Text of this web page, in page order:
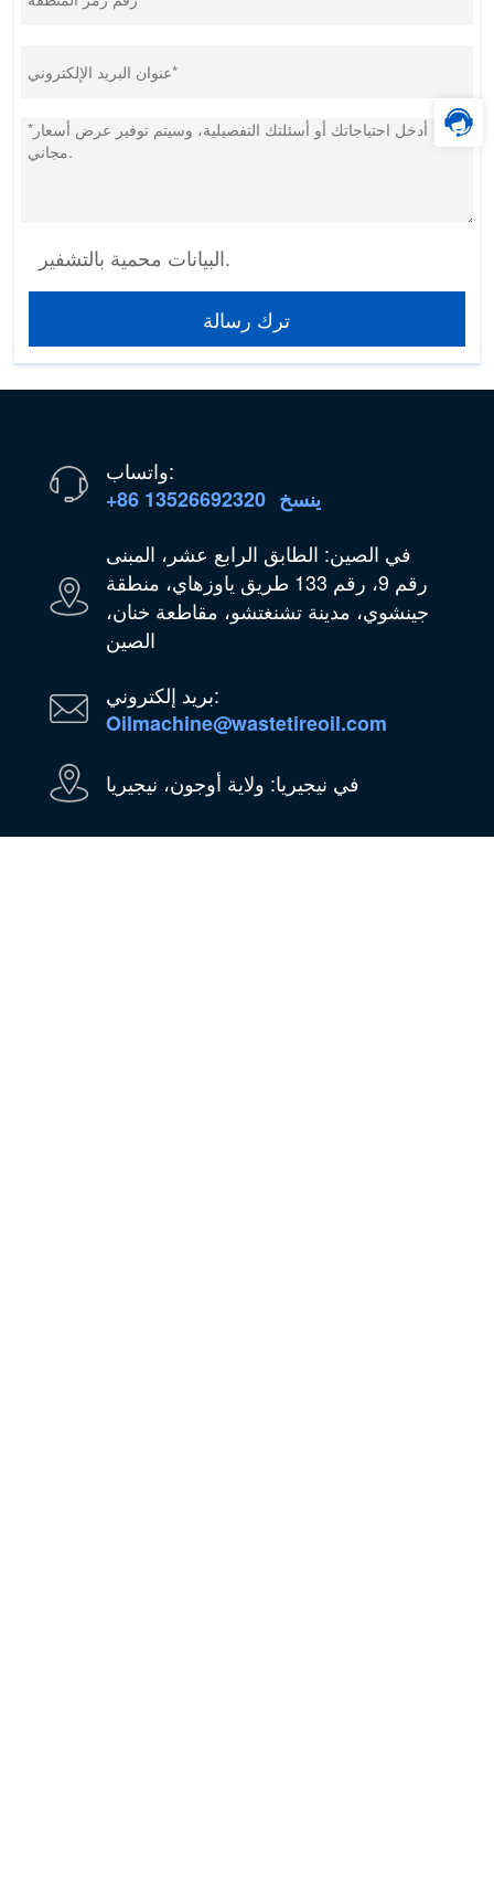
البيانات محمية بالتشفير.
ترك رسالة
واتساب:
+86 13526692320 ينسخ
في الصين: الطابق الرابع عشر، المبنى
رقم 9، رقم 133 طريق ياوزهاي، منطقة
جينشوي، مدينة تشنغتشو، مقاطعة خنان،
الصين
بريد إلكتروني:
Oilmachine@wastetireoil.com
في نيجيريا: ولاية أوجون، نيجيريا